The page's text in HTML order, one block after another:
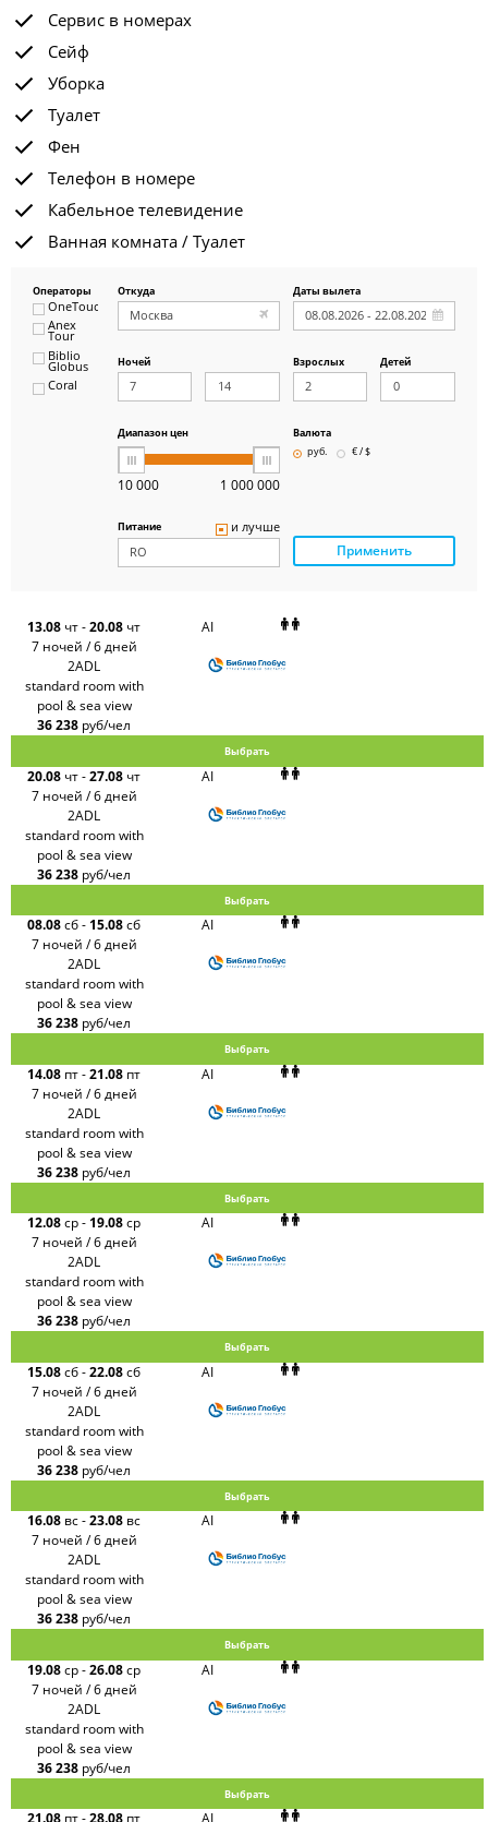
Сервис в номерах
Сейф
Уборка
Туалет
Фен
Телефон в номере
Кабельное телевидение
Ванная комната / Туалет
Операторы
OneTouch&Travel
Anex
Tour
Biblio
Globus
Coral
Alean
Sunmar
PlanTravel
FUN&SUN
ex TUI
Крымская
Волна
LOTI
Express
Интурист
Travelata
Откуда Даты вылета
Ночей Взрослых Детей
Диапазон цен
10 000 1 000 000
Валюта
руб.
€ / $
Питание и лучше
Применить
13.08 чт-20.08 чт
7 ночей / 6 дней
AI
2ADL
standard room with
pool & sea view
36 238 руб/чел
Выбрать
20.08 чт-27.08 чт
7 ночей / 6 дней
AI
2ADL
standard room with
pool & sea view
36 238 руб/чел
Выбрать
08.08сб- 15.08сб
7 ночей / 6 дней
AI
2ADL
standard room with
pool & sea view
36 238 руб/чел
Выбрать
14.08 пт-21.08 пт
7 ночей / 6 дней
AI
2ADL
standard room with
pool & sea view
36 238 руб/чел
Выбрать
12.08ср- 19.08ср
7 ночей / 6 дней
AI
2ADL
standard room with
pool & sea view
36 238 руб/чел
Выбрать
15.08сб-22.08сб
7 ночей / 6 дней
AI
2ADL
standard room with
pool & sea view
36 238 руб/чел
Выбрать
16.08 вс-23.08 вс
7 ночей / 6 дней
AI
2ADL
standard room with
pool & sea view
36 238 руб/чел
Выбрать
19.08ср-26.08ср
7 ночей / 6 дней
AI
2ADL
standard room with
pool & sea view
36 238 руб/чел
Выбрать